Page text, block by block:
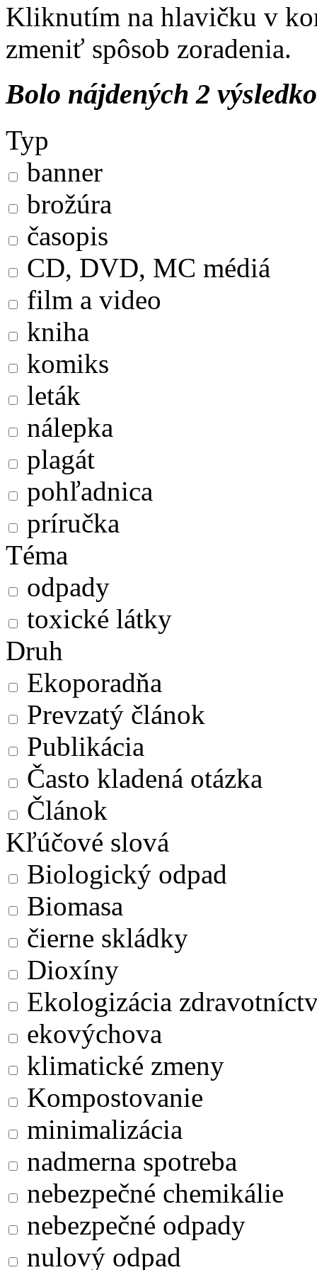
Kliknutím na hlavičku v
zmeniť spôsob zoradenia.
Bolo nájdených 2
Typ
banner
brožúra
časopis
CD, DVD, MC médiá
film a video
kniha
komiks
leták
nálepka
plagát
pohľadnica
príručka
Téma
odpady
toxické látky
Druh
Ekoporadňa
Prevzatý článok
Publikácia
Často kladená otázka
Článok
Kľúčové slová
Biologický odpad
Biomasa
čierne skládky
Dioxíny
Ekologizácia
ekovýchova
klimatické zmeny
Kompostovanie
minimalizácia
nadmerna spotreba
nebezpečné chemikálie
nebezpečné odpady
nulový odpad